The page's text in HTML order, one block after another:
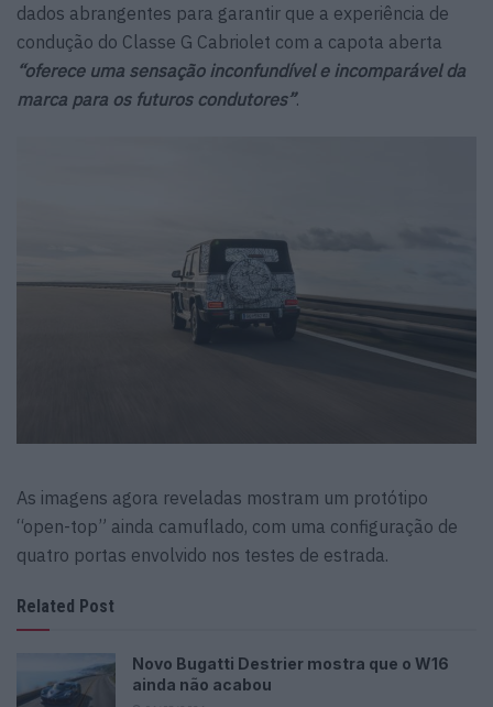
dados abrangentes para garantir que a experiência de
condução do Classe G Cabriolet com a capota aberta
“oferece uma sensação inconfundível e incomparável da
marca para os futuros condutores”.
As imagens agora reveladas mostram um protótipo
“open-top” ainda camuflado, com uma configuração de
quatro portas envolvido nos testes de estrada.
Related Post
Novo Bugatti Destrier mostra que o W16
ainda não acabou